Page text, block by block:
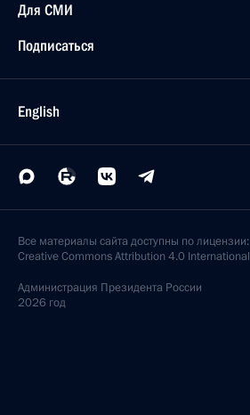
Для СМИ
Подписаться
English
Все материалы сайта доступны по лицензии:
Creative Commons Attribution 4.0 International
Администрация Президента России
2026 год